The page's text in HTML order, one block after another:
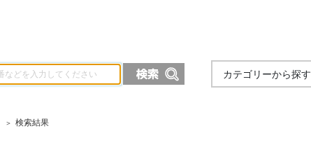
カテゴリーから探す
＞ 検索結果